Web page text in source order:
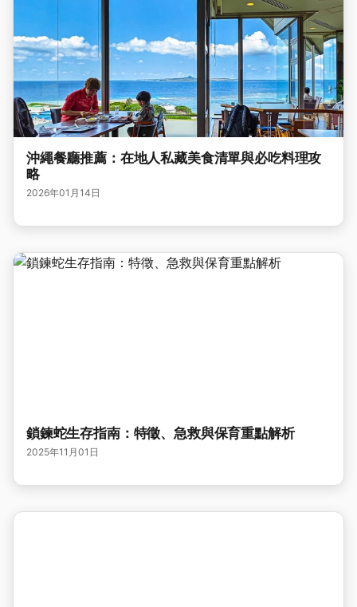
沖繩餐廳推薦：在地人私藏美食清單與必吃料理攻
略
2026年01月14日
鎖鍊蛇生存指南：特徵、急救與保育重點解析
2025年11月01日